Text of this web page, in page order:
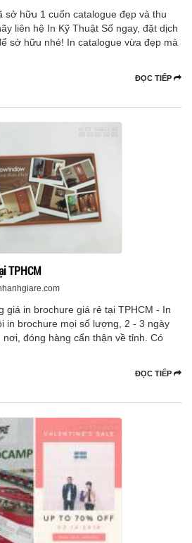
sở hữu 1 cuốn catalogue đẹp và thu
liên hệ In Kỹ Thuật Số ngay, đặt dịch
sở hữu nhé! In catalogue vừa đẹp mà
ĐỌC TIẾP
TPHCM
giá in brochure giá rẻ tại TPHCM - In
in brochure mọi số lượng, 2 - 3 ngày
đóng hàng cẩn thận về tỉnh. Có
ĐỌC TIẾP